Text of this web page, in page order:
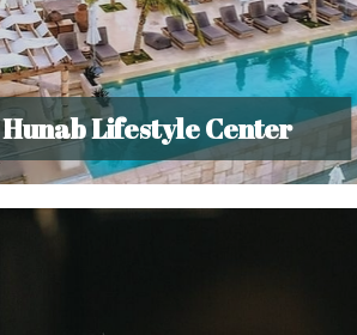
Hunab Lifestyle Center